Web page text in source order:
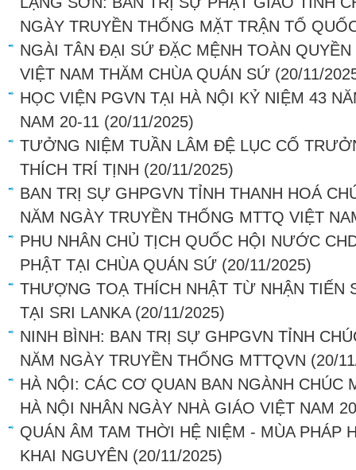
NGÀY TRUYỀN THỐNG MẶT TRẬN TỔ
NGÀI TÂN ĐẠI SỨ ĐẶC MỆNH TOÀN
VIỆT NAM THĂM CHÙA QUÁN SỨ (20/11/
HỌC VIỆN PGVN TẠI HÀ NỘI KỶ NIỆM 43
NAM 20-11 (20/11/2025)
TƯỞNG NIỆM TUẦN LÂM ĐỆ LỤC CỐ
THÍCH TRÍ TỊNH (20/11/2025)
BAN TRỊ SỰ GHPGVN TỈNH THANH HOÁ
NĂM NGÀY TRUYỀN THỐNG MTTQ VIỆT
PHU NHÂN CHỦ TỊCH QUỐC HỘI NƯỚC
PHẬT TẠI CHÙA QUÁN SỨ (20/11/2025)
THƯỢNG TOẠ THÍCH NHẬT TỪ NHẬN TIẾN
TẠI SRI LANKA (20/11/2025)
NINH BÌNH: BAN TRỊ SỰ GHPGVN TỈNH
NĂM NGÀY TRUYỀN THỐNG MTTQVN (20/
HÀ NỘI: CÁC CƠ QUAN BAN NGÀNH CHÚC
HÀ NỘI NHÂN NGÀY NHÀ GIÁO VIỆT NAM
QUÁN ÂM TAM THỜI HỆ NIỆM - MÙA PHÁP
KHAI NGUYÊN (20/11/2025)